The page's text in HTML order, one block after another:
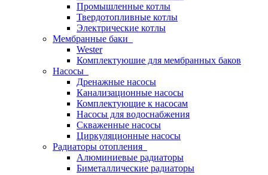
Промышленные котлы
Твердотопливные котлы
Электрические котлы
Мембранные баки
Wester
Комплектуюшие для мембранных баков
Насосы
Дренажные насосы
Канализационные насосы
Комплектующие к насосам
Насосы для водоснабжения
Скваженные насосы
Циркуляционные насосы
Радиаторы отопления
Алюминиевые радиаторы
Биметаллические радиаторы